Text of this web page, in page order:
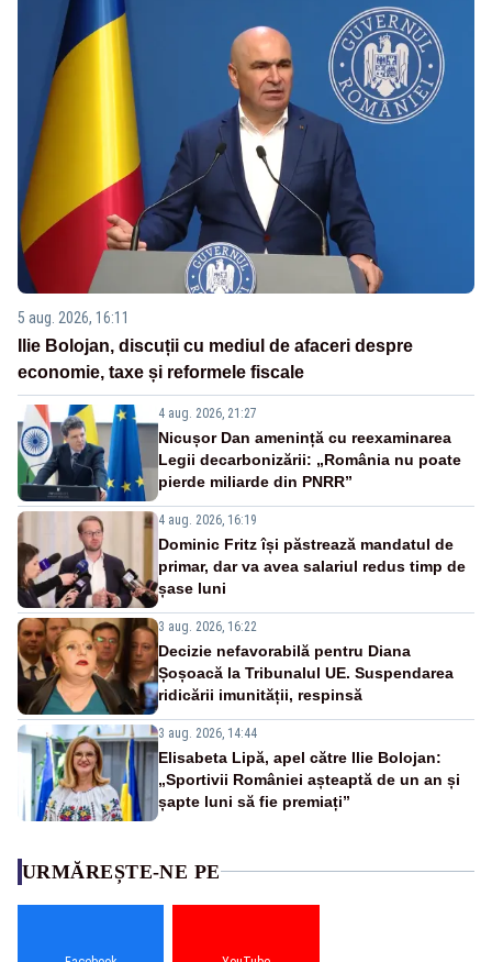
5 aug. 2026, 16:11
Ilie Bolojan, discuții cu mediul de afaceri despre
economie, taxe și reformele fiscale
4 aug. 2026, 21:27
Nicușor Dan amenință cu reexaminarea
Legii decarbonizării: „România nu poate
pierde miliarde din PNRR”
4 aug. 2026, 16:19
Dominic Fritz își păstrează mandatul de
primar, dar va avea salariul redus timp de
șase luni
3 aug. 2026, 16:22
Decizie nefavorabilă pentru Diana
Șoșoacă la Tribunalul UE. Suspendarea
ridicării imunității, respinsă
3 aug. 2026, 14:44
Elisabeta Lipă, apel către Ilie Bolojan:
„Sportivii României așteaptă de un an și
șapte luni să fie premiați”
URMĂREȘTE-NE PE